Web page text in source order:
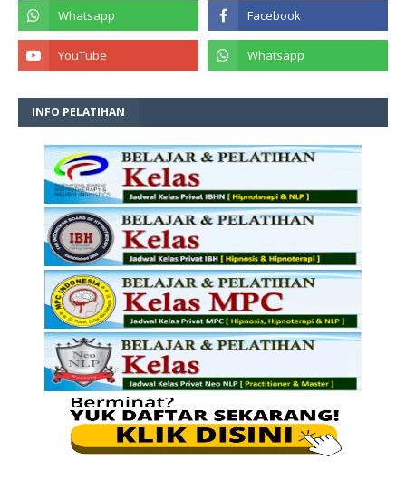
INFO PELATIHAN